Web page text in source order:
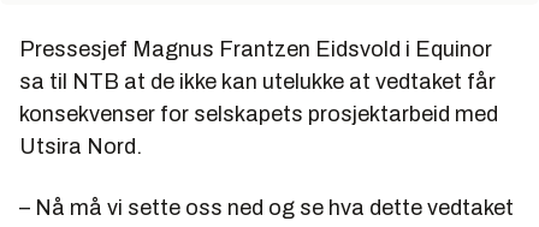
Pressesjef Magnus Frantzen Eidsvold i Equinor
sa til NTB at de ikke kan utelukke at vedtaket får
konsekvenser for selskapets prosjektarbeid med
Utsira Nord.
– Nå må vi sette oss ned og se hva dette vedtaket